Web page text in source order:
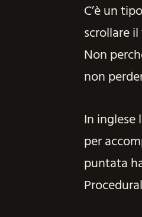
C’è un
scrollare
Non
non
In inglese
per
puntata